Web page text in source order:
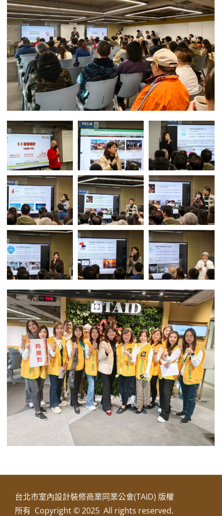
台北市室內設計裝修商業同業公會(TAID) 版權
所有 Copyright © 2025 All rights reserved.